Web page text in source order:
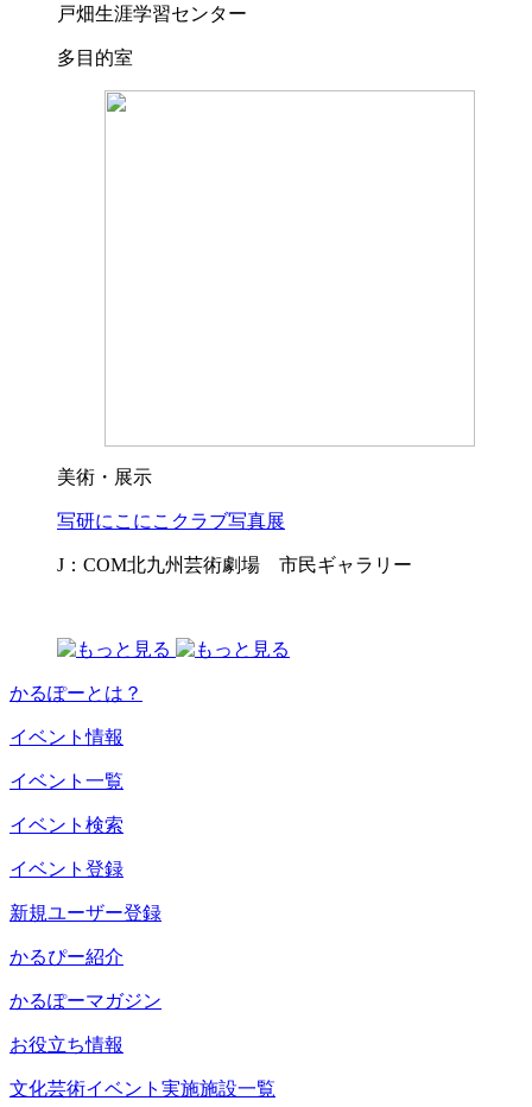
戸畑生涯学習センター
多目的室
美術・展示
写研にこにこクラブ写真展
J：COM北九州芸術劇場 市民ギャラリー
かるぽーとは？
イベント情報
イベント一覧
イベント検索
イベント登録
新規ユーザー登録
かるぴー紹介
かるぽーマガジン
お役立ち情報
文化芸術イベント実施施設一覧